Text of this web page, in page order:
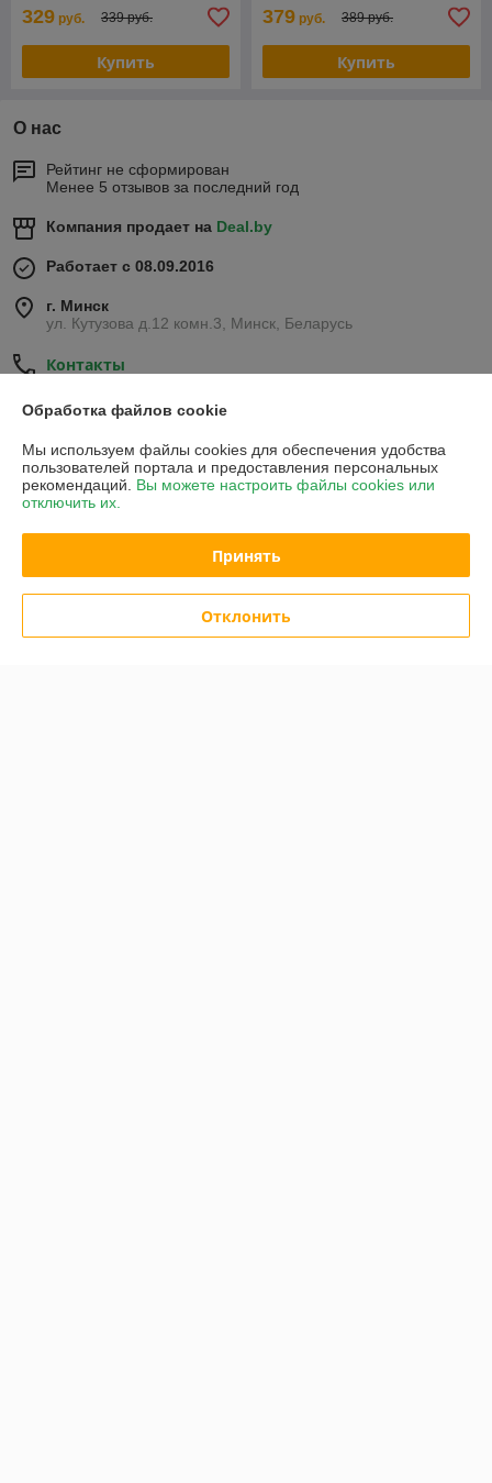
329 руб. 339 руб.
Купить
379 руб. 389 руб.
Купить
О нас
Рейтинг не сформирован
Менее 5 отзывов за последний год
Компания продает на Deal.by
Работает с 08.09.2016
г. Минск
ул. Кутузова д.12 комн.3, Минск, Беларусь
Контакты
Сегодня выходнойПоказать весь график работы
Отзывы о магазине
Отлично
Товар нам подошел. Выполнен качественно. Доставка быстрая.
Обработка файлов cookie
Мы используем файлы cookies для обеспечения удобства
пользователей портала и предоставления персональных
рекомендаций. Вы можете настроить файлы cookies или
отключить их.
Принять
Отклонить